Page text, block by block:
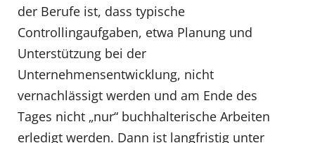
der Berufe ist, dass typische
Controllingaufgaben, etwa Planung und
Unterstützung bei der
Unternehmensentwicklung, nicht
vernachlässigt werden und am Ende des
Tages nicht „nur“ buchhalterische Arbeiten
erledigt werden. Dann ist langfristig unter